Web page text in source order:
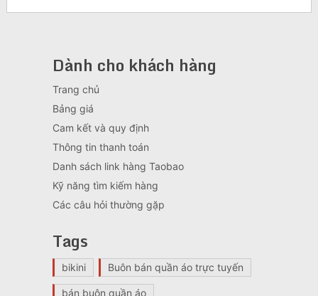
Dành cho khách hàng
Trang chủ
Bảng giá
Cam kết và quy định
Thông tin thanh toán
Danh sách link hàng Taobao
Kỹ năng tìm kiếm hàng
Các câu hỏi thường gặp
Tags
bikini Buôn bán quần áo trực tuyến
bán buôn quần áo